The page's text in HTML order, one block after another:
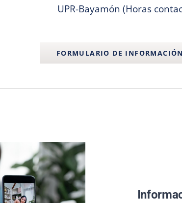
UPR-Bayamón (Horas
FORMULARIO DE INFORMACIÓN